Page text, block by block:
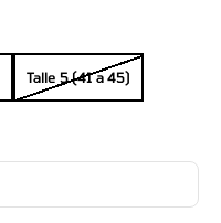
Talle 5 (41 a 45)